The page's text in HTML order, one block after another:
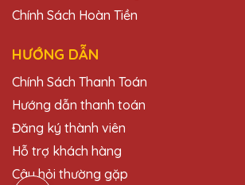
27/11/2025
Thiết kế kỷ niệm chương của
lòng với sản phẩm.
Đặng Thị Minh
27/11/2025
Chính Sách Hoàn Tiền
HƯỚNG DẪN
Chính Sách Thanh Toán
Hướng dẫn thanh toán
Đăng ký thành viên
Hỗ trợ khách hàng
Câu hỏi thường gặp